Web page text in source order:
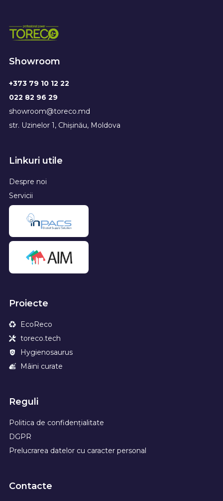
Showroom
+373 79 10 12 22
022 82 96 29
showroom@toreco.md
str. Uzinelor 1, Chișinău, Moldova
Linkuri utile
Despre noi
Servicii
Proiecte
EcoReco
toreco.tech
Hygienosaurus
Mâini curate
Reguli
Politica de confidențialitate
DGPR
Prelucrarea datelor cu caracter personal
Contacte